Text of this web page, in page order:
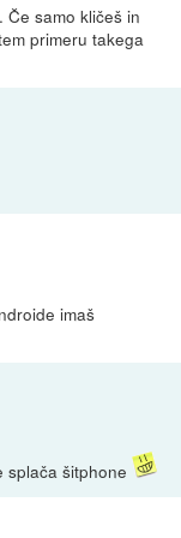
samo kličeš in
primeru takega
imaš
splača šitphone